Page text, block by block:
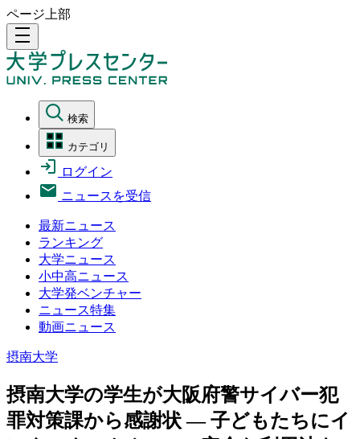
ページ上部
density_medium
検索
カテゴリ
ログイン
ニュースを受信
最新ニュース
ランキング
大学ニュース
小中高ニュース
大学発ベンチャー
ニュース特集
動画ニュース
摂南大学
摂南大学の学生が大阪府警サイバー犯
罪対策課から感謝状 — 子どもたちにイ